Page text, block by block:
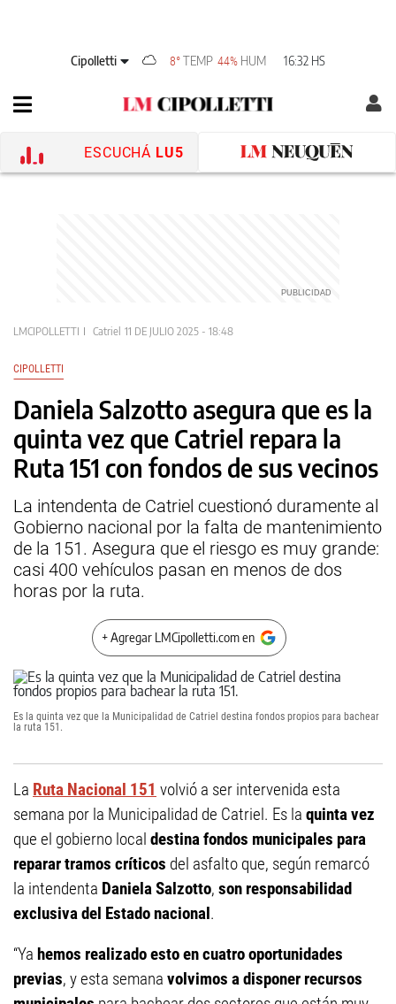
Cipolletti 8°TEMP 44% HUM 16:32 HS
ESCUCHÁ LU5
LMCIPOLLETTI Catriel 11 DE JULIO 2025 - 18:48
CIPOLLETTI
Daniela Salzotto asegura que es la
quinta vez que Catriel repara la
Ruta 151 con fondos de sus vecinos
La intendenta de Catriel cuestionó duramente al
Gobierno nacional por la falta de mantenimiento
de la 151. Asegura que el riesgo es muy grande:
casi 400 vehículos pasan en menos de dos
horas por la ruta.
+ Agregar LMCipolletti.com en
Es la quinta vez que la Municipalidad de Catriel destina fondos propios para bachear
la ruta 151.
La Ruta Nacional 151 volvió a ser intervenida esta
semana por la Municipalidad de Catriel. Es la quinta vez
que el gobierno local destina fondos municipales para
reparar tramos críticos del asfalto que, según remarcó
la intendenta Daniela Salzotto, son responsabilidad
exclusiva del Estado nacional.
“Ya hemos realizado esto en cuatro oportunidades
previas, y esta semana volvimos a disponer recursos